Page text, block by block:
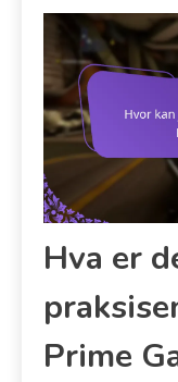
Hva er
Prime